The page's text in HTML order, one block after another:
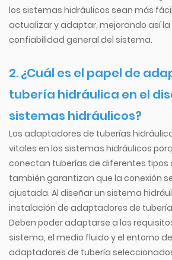
los sistemas hidráulicos sean más
actualizar y adaptar, mejorando así
confiabilidad general del sistema.
2. ¿Cuál es el papel de
tubería hidráulica en el
sistemas hidráulicos?
Los adaptadores de tuberías
vitales en los sistemas hidráulicos
conectan tuberías de diferentes tipos
también garantizan que la conexión
ajustada. Al diseñar un sistema
instalación de adaptadores de
Deben poder adaptarse a los
sistema, el medio fluido y el entorno
adaptadores de tubería